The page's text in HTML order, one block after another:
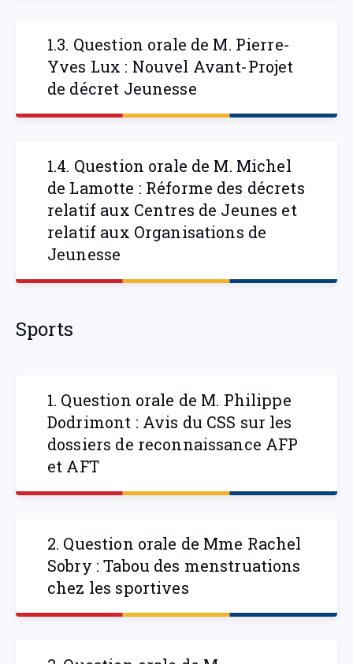
1.3. Question orale de M. Pierre-
Yves Lux : Nouvel Avant-Projet
de décret Jeunesse
1.4. Question orale de M. Michel
de Lamotte : Réforme des décrets
relatif aux Centres de Jeunes et
relatif aux Organisations de
Jeunesse
Sports
1. Question orale de M. Philippe
Dodrimont : Avis du CSS sur les
dossiers de reconnaissance AFP
et AFT
2. Question orale de Mme Rachel
Sobry : Tabou des menstruations
chez les sportives